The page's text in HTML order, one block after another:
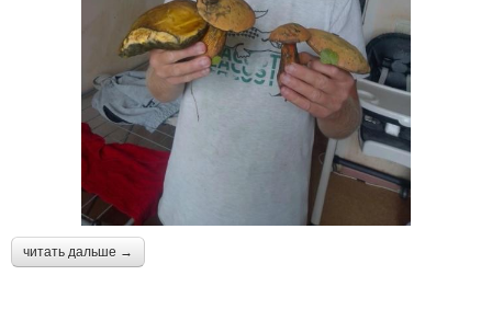
читать дальше →